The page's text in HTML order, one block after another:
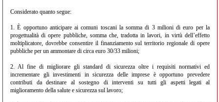
Considerato quanto segue:
1. È opportuno anticipare ai comuni toscani la somma di 3 milioni di euro per la
progettualità di opere pubbliche, somma che, tradotta in lavori, in virtù dell’effetto
moltiplicatore, dovrebbe consentire il finanziamento sul territorio regionale di opere
pubbliche per un ammontare di circa euro 30/33 milioni;
2. Al fine di migliorare gli standard di sicurezza oltre i requisiti normativi ed
incrementare gli investimenti in sicurezza delle imprese è opportuno prevedere
contributi da destinare al sostegno di interventi su tutti gli aspetti legati al
miglioramento della salute e sicurezza sul lavoro;